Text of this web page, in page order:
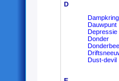
D
Dampkring
Dauwpunt
Depressie
Donder
Dust-devil